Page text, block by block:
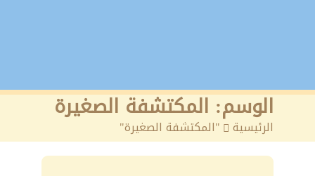
الوسم:المكتشفة الصغيرة
الرئيسية > "المكتشفة الصغيرة"